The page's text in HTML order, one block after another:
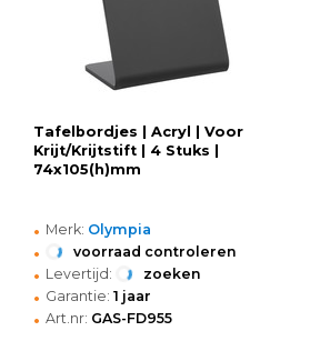
Tafelbordjes | Acryl | Voor
Krijt/Krijtstift | 4 Stuks |
74x105(h)mm
• Merk: Olympia
• voorraad controleren
• Levertijd: zoeken
• Garantie: 1 jaar
• Art.nr: GAS-FD955